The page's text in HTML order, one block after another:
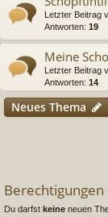
Letzter Beitrag
Antworten: 19
Meine
Letzter Beitrag
Antworten: 14
Neues Thema
Du darfst keine neuen